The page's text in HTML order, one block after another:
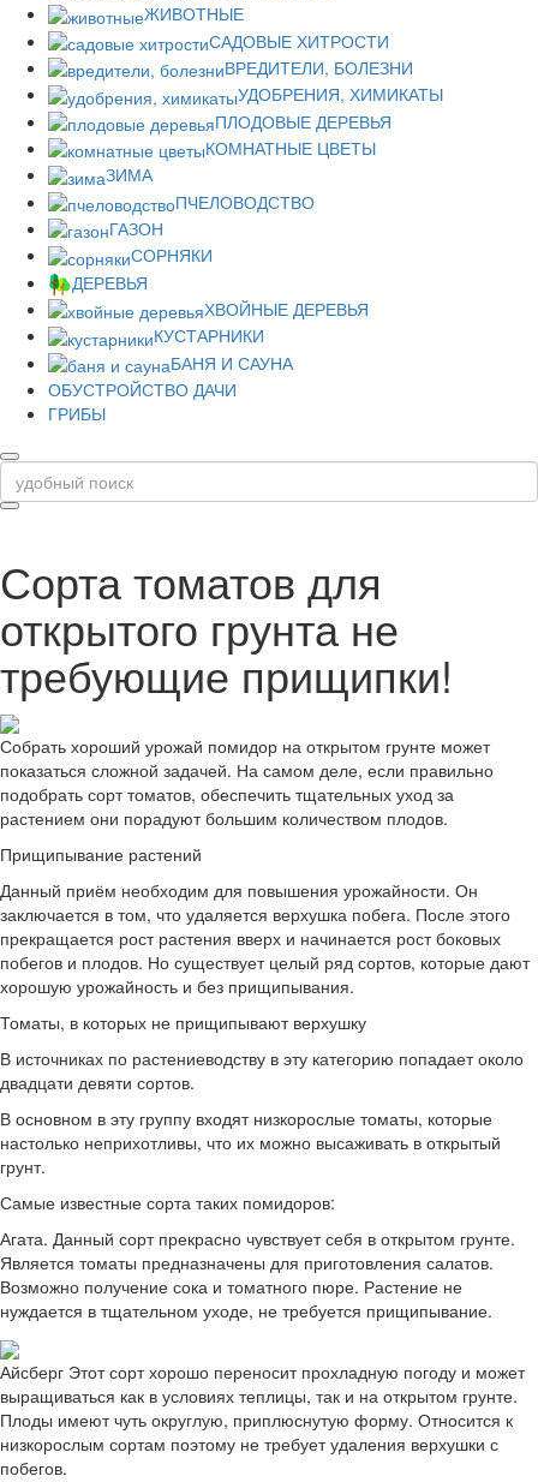
ЖИВОТНЫЕ
САДОВЫЕ ХИТРОСТИ
ВРЕДИТЕЛИ, БОЛЕЗНИ
УДОБРЕНИЯ, ХИМИКАТЫ
ПЛОДОВЫЕ ДЕРЕВЬЯ
КОМНАТНЫЕ ЦВЕТЫ
ЗИМА
ПЧЕЛОВОДСТВО
ГАЗОН
СОРНЯКИ
ДЕРЕВЬЯ
ХВОЙНЫЕ ДЕРЕВЬЯ
КУСТАРНИКИ
БАНЯ И САУНА
ОБУСТРОЙСТВО ДАЧИ
ГРИБЫ
Сорта томатов для
открытого грунта не
требующие прищипки!
Собрать хороший урожай помидор на открытом грунте может
показаться сложной задачей. На самом деле, если правильно
подобрать сорт томатов, обеспечить тщательных уход за
растением они порадуют большим количеством плодов.
Прищипывание растений
Данный приём необходим для повышения урожайности. Он
заключается в том, что удаляется верхушка побега. После этого
прекращается рост растения вверх и начинается рост боковых
побегов и плодов. Но существует целый ряд сортов, которые дают
хорошую урожайность и без прищипывания.
Томаты, в которых не прищипывают верхушку
В источниках по растениеводству в эту категорию попадает около
двадцати девяти сортов.
В основном в эту группу входят низкорослые томаты, которые
настолько неприхотливы, что их можно высаживать в открытый
грунт.
Самые известные сорта таких помидоров:
Агата. Данный сорт прекрасно чувствует себя в открытом грунте.
Является томаты предназначены для приготовления салатов.
Возможно получение сока и томатного пюре. Растение не
нуждается в тщательном уходе, не требуется прищипывание.
Айсберг Этот сорт хорошо переносит прохладную погоду и может
выращиваться как в условиях теплицы, так и на открытом грунте.
Плоды имеют чуть округлую, приплюснутую форму. Относится к
низкорослым сортам поэтому не требует удаления верхушки с
побегов.